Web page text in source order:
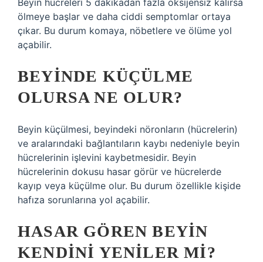
Beyin hücreleri 5 dakikadan fazla oksijensiz kalırsa
ölmeye başlar ve daha ciddi semptomlar ortaya
çıkar. Bu durum komaya, nöbetlere ve ölüme yol
açabilir.
BEYINDE KÜÇÜLME
OLURSA NE OLUR?
Beyin küçülmesi, beyindeki nöronların (hücrelerin)
ve aralarındaki bağlantıların kaybı nedeniyle beyin
hücrelerinin işlevini kaybetmesidir. Beyin
hücrelerinin dokusu hasar görür ve hücrelerde
kayıp veya küçülme olur. Bu durum özellikle kişide
hafıza sorunlarına yol açabilir.
HASAR GÖREN BEYIN
KENDINI YENILER MI?